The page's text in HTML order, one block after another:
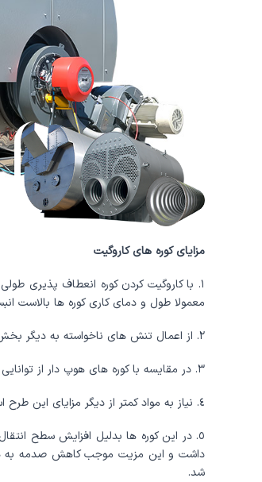
مزایای کوره های کاروگیت
١. با کاروگیت کردن کوره انعطاف پذیری
معمولا طول و دمای کاری کوره ها بالاست
٢. از اعمال تنش های ناخواسته به دیگر بخش های دیگ جلوگیری خواهد شد.
٣. در مقایسه با کوره های هوپ دار از توانایی تحمل فشار بالاتری با همان ضخامت برخوردار می باشند.
٤. نیاز به مواد کمتر از دیگر مزایای این طرح است.
٥. در این کوره ها بدلیل افزایش سطح
داشت و این مزیت موجب کاهش صدمه به
شد.